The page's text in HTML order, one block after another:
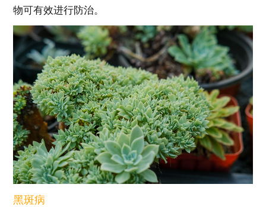
物可有效进行防治。
黑斑病